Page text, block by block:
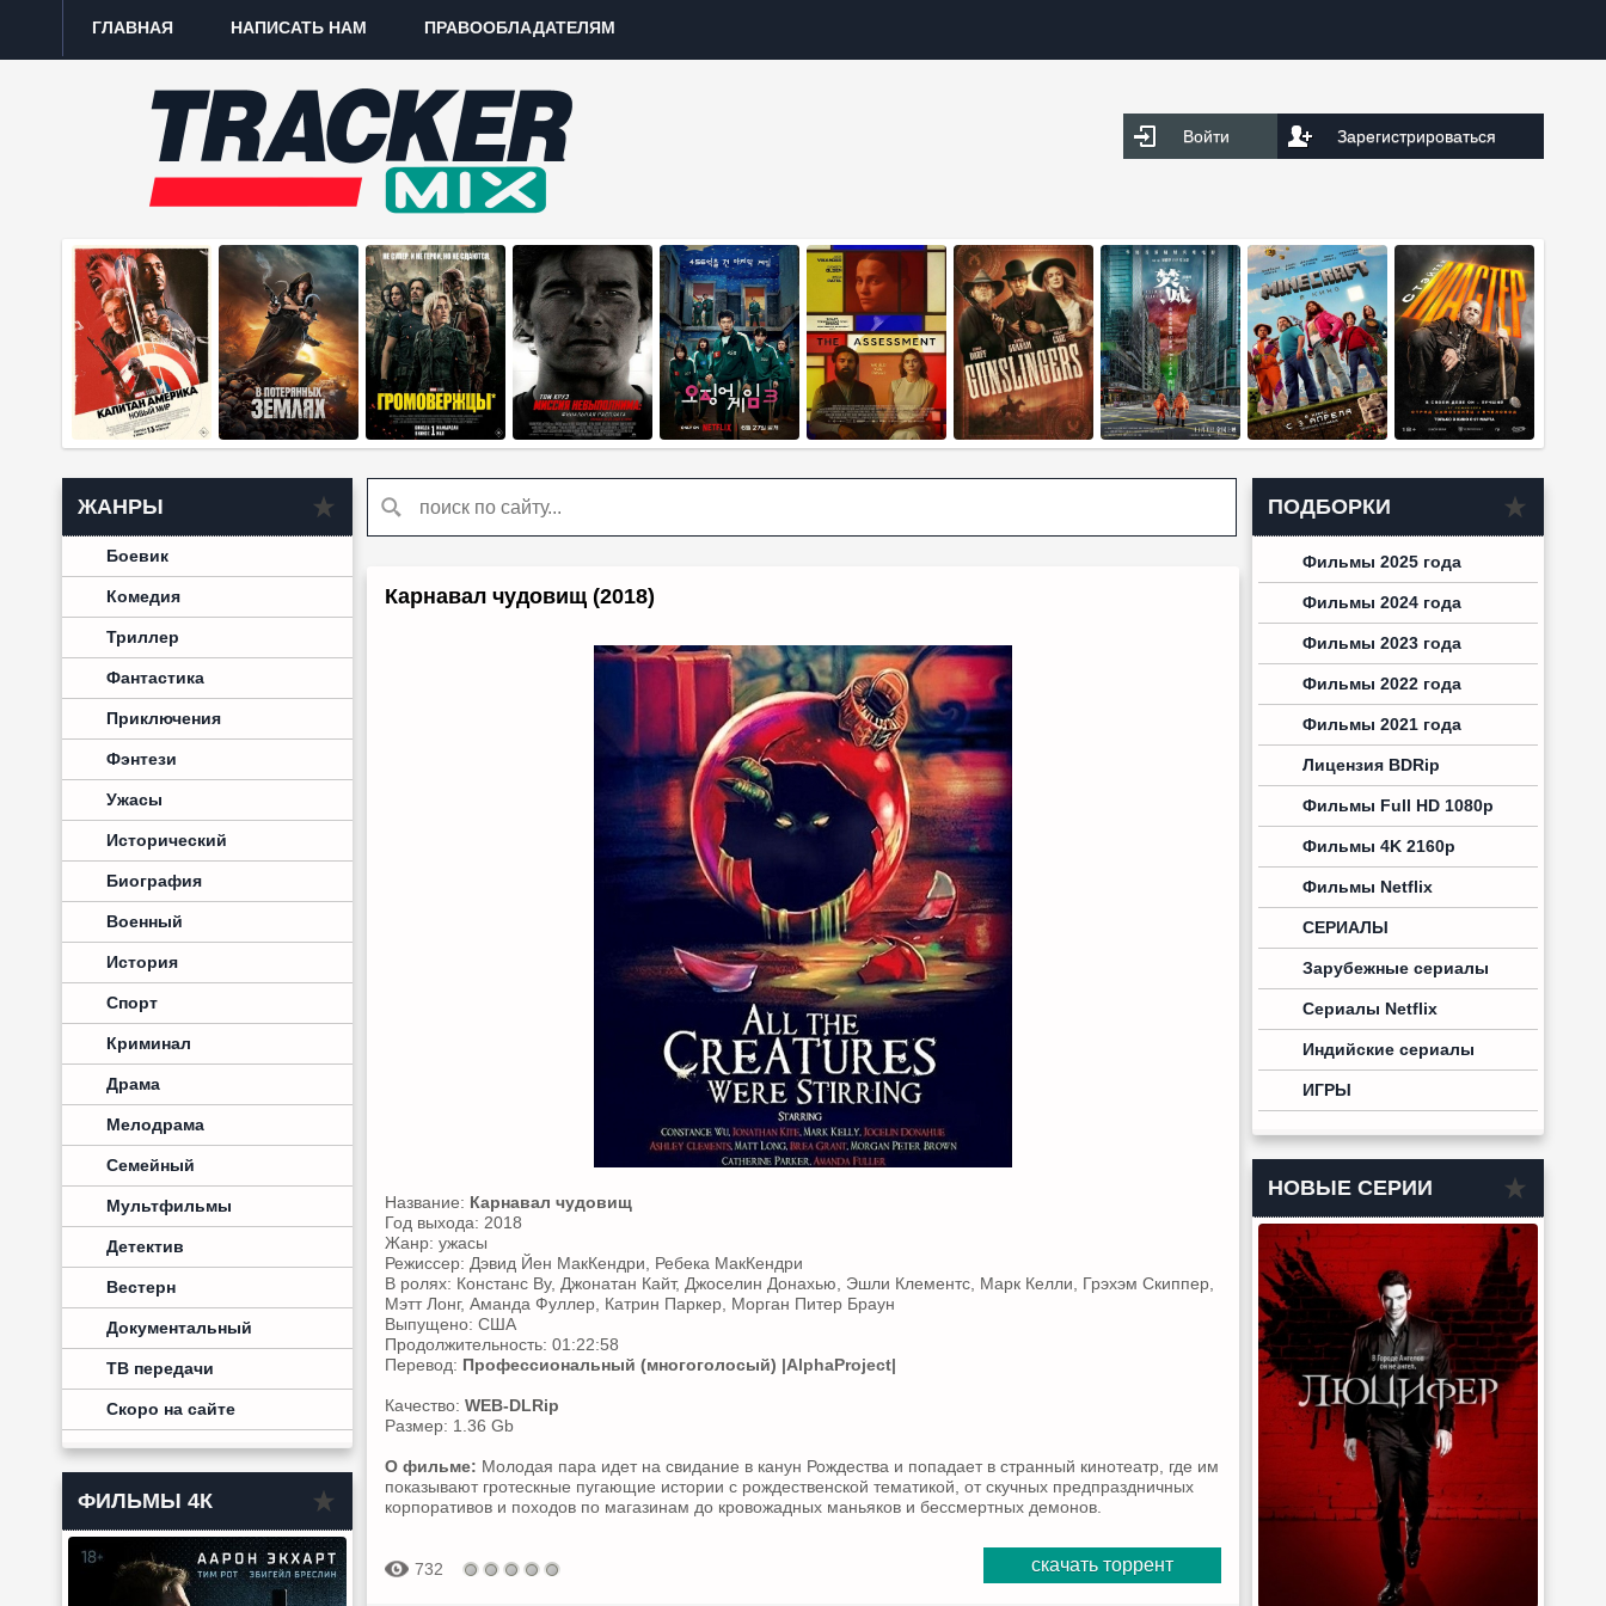
ГЛАВНАЯ НАПИСАТЬ НАМ ПРАВООБЛАДАТЕЛЯМ
Войти Зарегистрироваться
ЖАНРЫ
Боевик
Комедия
Триллер
Фантастика
Приключения
Фэнтези
Ужасы
Исторический
Биография
Военный
История
Спорт
Криминал
Драма
Мелодрама
Семейный
Мультфильмы
Детектив
Вестерн
Документальный
ТВ передачи
Скоро на сайте
ФИЛЬМЫ 4К
Карнавал чудовищ (2018)
Название: Карнавал чудовищ
Год выхода: 2018
Жанр: ужасы
Режиссер: Дэвид Йен МакКендри, Ребека МакКендри
В ролях: Констанс Ву, Джонатан Кайт, Джоселин Донахью, Эшли Клементс, Марк Келли, Грэхэм Скиппер,
Мэтт Лонг, Аманда Фуллер, Катрин Паркер, Морган Питер Браун
Выпущено: США
Продолжительность: 01:22:58
Перевод: Профессиональный (многоголосый) |AlphaProject|
Качество: WEB-DLRip
Размер: 1.36 Gb
О фильме: Молодая пара идет на свидание в канун Рождества и попадает в странный кинотеатр, где им
показывают гротескные пугающие истории с рождественской тематикой, от скучных предпраздничных
корпоративов и походов по магазинам до кровожадных маньяков и бессмертных демонов.
732 скачать торрент
ПОДБОРКИ
Фильмы 2025 года
Фильмы 2024 года
Фильмы 2023 года
Фильмы 2022 года
Фильмы 2021 года
Лицензия BDRip
Фильмы Full HD 1080p
Фильмы 4K 2160p
Фильмы Netflix
СЕРИАЛЫ
Зарубежные сериалы
Сериалы Netflix
Индийские сериалы
ИГРЫ
НОВЫЕ СЕРИИ